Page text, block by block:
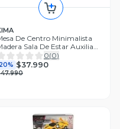
De Centro Minimalista
Sala De Estar Auxilia
0(0)
20% $37.990